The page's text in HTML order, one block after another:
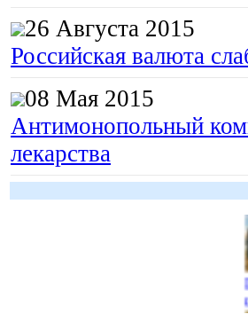
26 Августа 2015
Российская валюта
08 Мая 2015
Антимонопольный
лекарства